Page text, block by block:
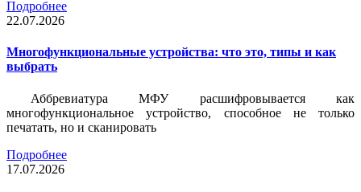
Подробнее
22.07.2026
Многофункциональные устройства: что это, типы и как
выбрать
Аббревиатура МФУ расшифровывается как
многофункциональное устройство, способное не только
печатать, но и сканировать
Подробнее
17.07.2026